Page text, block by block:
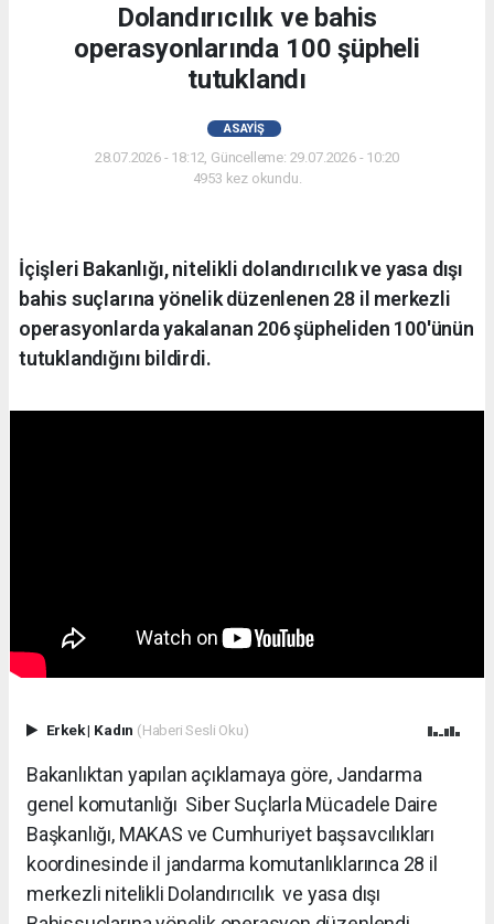
Dolandırıcılık ve bahis
operasyonlarında 100 şüpheli
tutuklandı
ASAYIŞ
28.07.2026 - 18:12, Güncelleme: 29.07.2026 - 10:20
4953 kez okundu.
İçişleri Bakanlığı, nitelikli dolandırıcılık ve yasa dışı
bahis suçlarına yönelik düzenlenen 28 il merkezli
operasyonlarda yakalanan 206 şüpheliden 100'ünün
tutuklandığını bildirdi.
Erkek| Kadın (Haberi Sesli Oku)
Bakanlıktan yapılan açıklamaya göre, Jandarma
genel komutanlığı Siber Suçlarla Mücadele Daire
Başkanlığı, MAKAS ve Cumhuriyet başsavcılıkları
koordinesinde il jandarma komutanlıklarınca 28 il
merkezli nitelikli Dolandırıcılık ve yasa dışı